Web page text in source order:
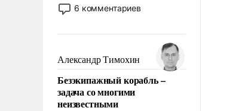
постепенно вытесняя и
отменяя традиционное
мужественным и твердым под
ударами судьбы, брать на себя
ответственность, помогать
слабым, идти вперед и
адаптироваться.
6 комментариев
Александр Тимохин
Безэкипажный корабль –
задача со многими
неизвестными